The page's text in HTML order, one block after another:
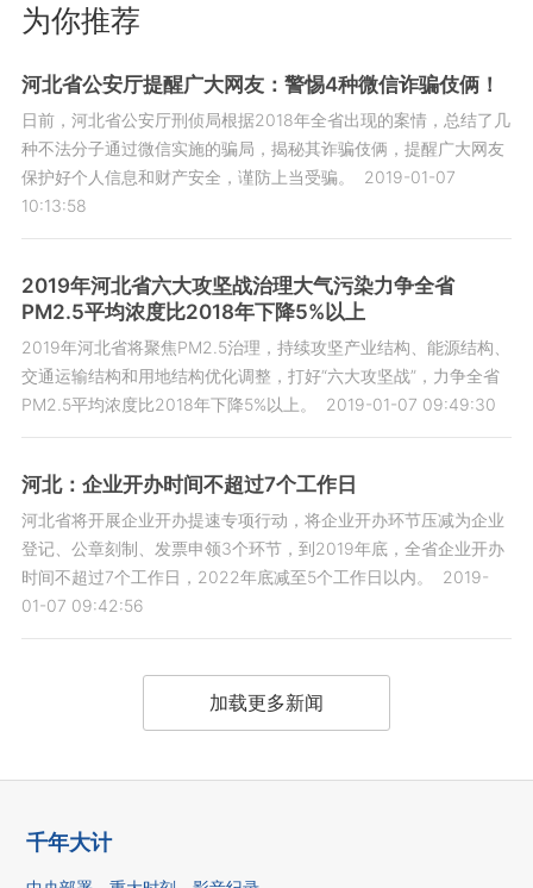
为你推荐
河北省公安厅提醒广大网友：警惕4种微信诈骗伎俩！
日前，河北省公安厅刑侦局根据2018年全省出现的案情，总结了几
种不法分子通过微信实施的骗局，揭秘其诈骗伎俩，提醒广大网友
保护好个人信息和财产安全，谨防上当受骗。
2019-01-07
10:13:58
2019年河北省六大攻坚战治理大气污染力争全省
PM2.5平均浓度比2018年下降5%以上
2019年河北省将聚焦PM2.5治理，持续攻坚产业结构、能源结构、
交通运输结构和用地结构优化调整，打好“六大攻坚战”，力争全省
PM2.5平均浓度比2018年下降5%以上。
2019-01-07 09:49:30
河北：企业开办时间不超过7个工作日
河北省将开展企业开办提速专项行动，将企业开办环节压减为企业
登记、公章刻制、发票申领3个环节，到2019年底，全省企业开办
时间不超过7个工作日，2022年底减至5个工作日以内。
2019-
01-07 09:42:56
加载更多新闻
千年大计